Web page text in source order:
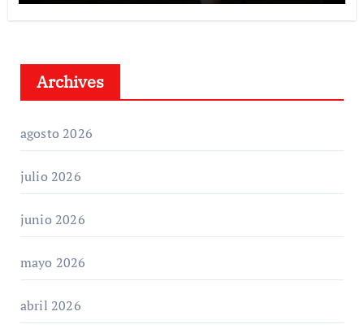
Archives
agosto 2026
julio 2026
junio 2026
mayo 2026
abril 2026